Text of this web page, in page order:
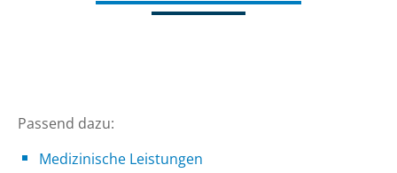
Passend dazu:
Medizinische Leistungen